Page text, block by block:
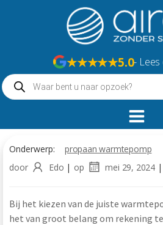
Naar
★★★★★5.0- Lees
Producten
zoeken
Onderwerp:
propaan warmtepomp
door
Edo | op mei 29, 2024 |
Bij het kiezen van de juiste
het van groot belang om rekening